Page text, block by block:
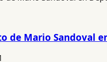
de Mario Sandoval